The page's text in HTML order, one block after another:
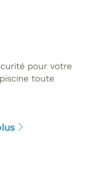
pour votre
toute